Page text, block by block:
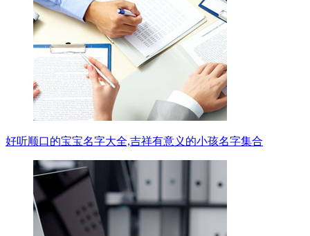
好听顺口的宝宝名字大全,吉祥有意义的小孩名字集合